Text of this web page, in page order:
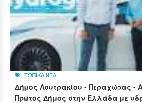
ΤΟΠΙΚΑ ΝΕΑ
Δήμος Λουτρακίου - Περαχώρας -
Πρώτος Δήμος στην Ελλάδα με